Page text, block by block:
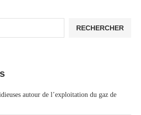
RECHERCHER
autour de l’exploitation du gaz de